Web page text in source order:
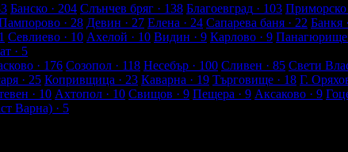
Банско · 204 Слънчев бряг · 138 Благоевград · 103 Приморско
· 28 Девин · 27 Елена · 24 Сапарева баня · 22 Банкя
Севлиево · 10 Ахелой · 10 Видин · 9 Карлово · 9 Панагюрище
· 5
· 176 Созопол · 118 Несебър · 100 Сливен · 85 Свети
· 25 Копривщица · 23 Каварна · 19 Търговище · 18 Г.
· 10 Ахтопол · 10 Свищов · 9 Пещера · 9 Аксаково · 9
Варна) · 5